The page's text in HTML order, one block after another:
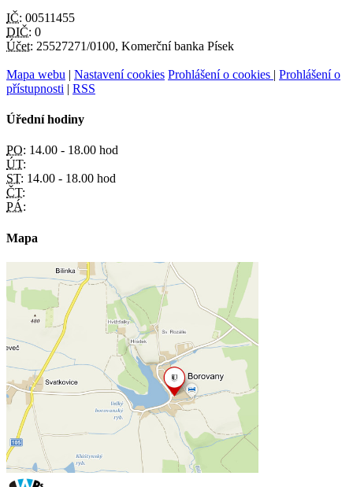
IČ: 00511455
DIČ: 0
Účet: 25527271/0100, Komerční banka Písek
Mapa webu | Nastavení cookies Prohlášení o cookies | Prohlášení o
přístupnosti | RSS
Úřední hodiny
PO: 14.00 - 18.00 hod
ÚT:
ST: 14.00 - 18.00 hod
ČT:
PÁ:
Mapa